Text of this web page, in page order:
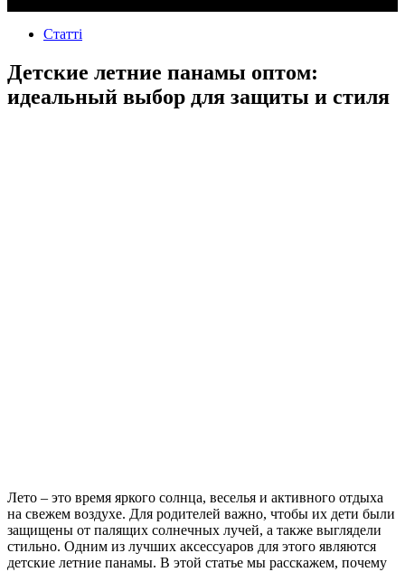
Статті
Детские летние панамы оптом:
идеальный выбор для защиты и стиля
Лето – это время яркого солнца, веселья и активного отдыха
на свежем воздухе. Для родителей важно, чтобы их дети были
защищены от палящих солнечных лучей, а также выглядели
стильно. Одним из лучших аксессуаров для этого являются
детские летние панамы. В этой статье мы расскажем, почему